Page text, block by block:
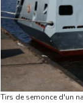
Tirs de semonce d'un